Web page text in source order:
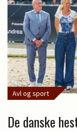
Avl og sport
De danske